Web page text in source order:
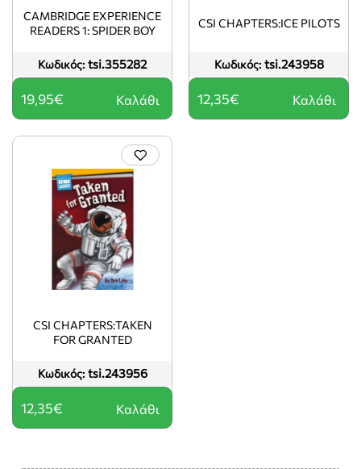
Κωδικός: tsi.355282
CAMBRIDGE EXPERIENCE
READERS 1: SPIDER BOY
19,95€ Καλάθι
Κωδικός: tsi.243958
CSI CHAPTERS:ICE PILOTS
12,35€ Καλάθι
Κωδικός: tsi.243956
CSI CHAPTERS:TAKEN
FOR GRANTED
12,35€ Καλάθι